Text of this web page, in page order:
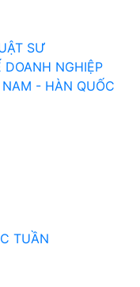
SƯ
NGHIỆP
- HÀN QUỐC
TUẦN